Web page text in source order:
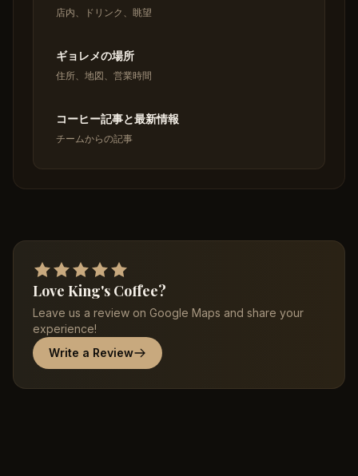
店内、ドリンク、眺望
ギョレメの場所
住所、地図、営業時間
コーヒー記事と最新情報
チームからの記事
Love King's Coffee?
Leave us a review on Google Maps and share your
experience!
Write a Review